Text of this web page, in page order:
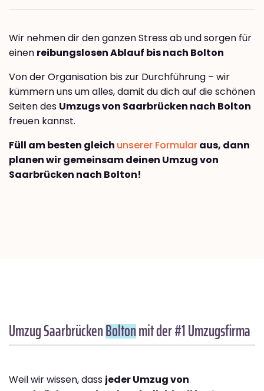
Wir nehmen dir den ganzen Stress ab und sorgen für
einen reibungslosen Ablauf bis nach Bolton
Von der Organisation bis zur Durchführung – wir
kümmern uns um alles, damit du dich auf die schönen
Seiten des Umzugs von Saarbrücken nach Bolton
freuen kannst.
Füll am besten gleich unserer Formularaus, dann
planen wir gemeinsam deinen Umzug von
Saarbrücken nach Bolton!
Umzug SaarbrückenBoltonmit der #1 Umzugsfirma
Weil wir wissen, dass jeder Umzug von